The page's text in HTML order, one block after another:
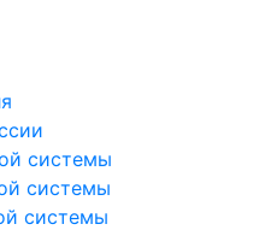
системы
системы
системы